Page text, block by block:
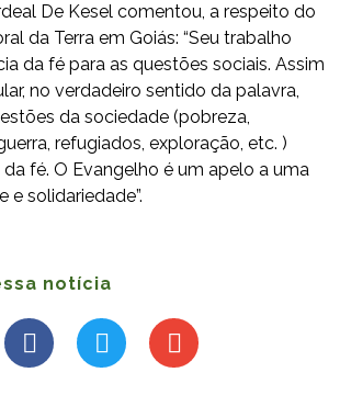
De Kesel comentou, a respeito do
da Terra em Goiás: “Seu trabalho
da fé para as questões sociais. Assim
no verdadeiro sentido da palavra,
da sociedade (pobreza,
refugiados, exploração, etc. )
fé. O Evangelho é um apelo a uma
e solidariedade”.
notícia